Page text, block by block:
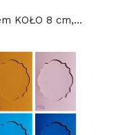
KOŁO 8 cm,...